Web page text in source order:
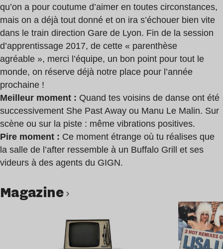
qu’on a pour coutume d’aimer en toutes circonstances,
mais on a déjà tout donné et on ira s’échouer bien vite
dans le train direction Gare de Lyon. Fin de la session
d’apprentissage 2017, de cette « parenthèse
agréable », merci l’équipe, un bon point pour tout le
monde, on réserve déjà notre place pour l’année
prochaine !
Meilleur moment : Quand tes voisins de danse ont été
successivement She Past Away ou Manu Le Malin. Sur
scène ou sur la piste : même vibrations positives.
Pire moment : Ce moment étrange où tu réalises que
la salle de l’after ressemble à un Buffalo Grill et ses
videurs à des agents du GIGN.
magazine